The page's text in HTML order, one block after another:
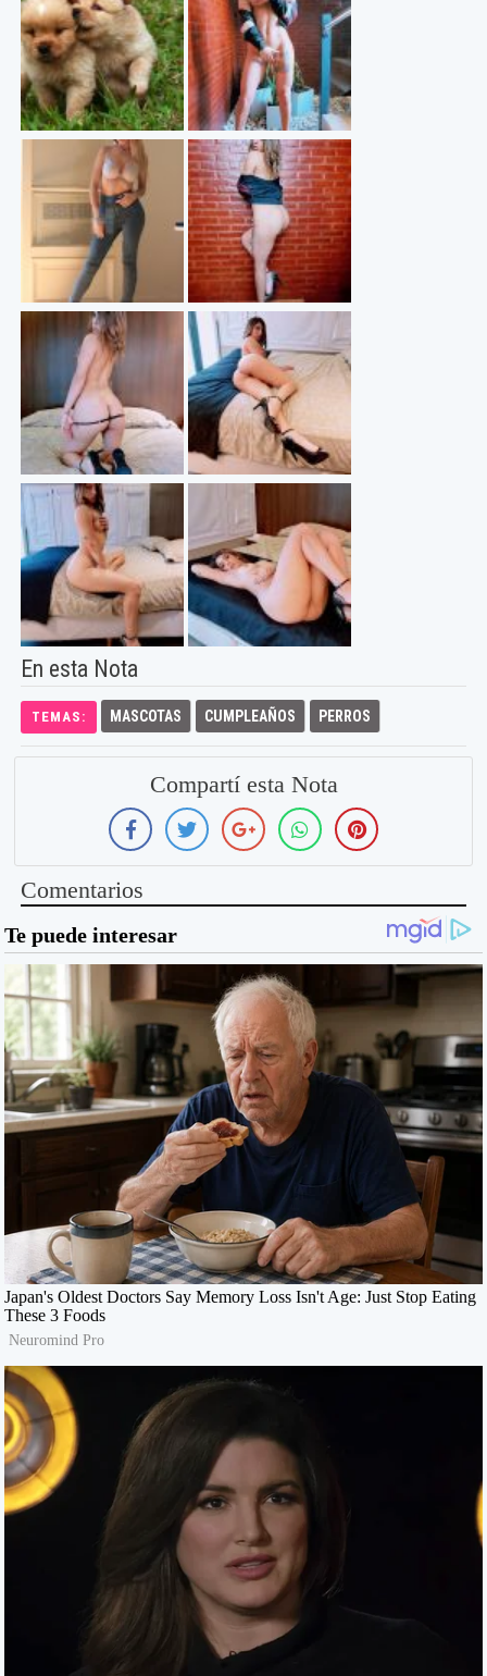
En esta Nota
TEMAS: MASCOTAS CUMPLEAÑOS PERROS
Compartí esta Nota
Comentarios